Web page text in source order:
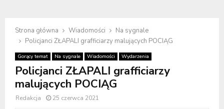
Strona główna Wiadomości
Na sygnale
Policjanci ZŁAPALI grafficiarzy malujących POCIĄG
Gorący temat Na sygnale Wiadomości Wydarzenia
Policjanci ZŁAPALI grafficiarzy
malujących POCIĄG
Redakcja 25 czerwca 2021